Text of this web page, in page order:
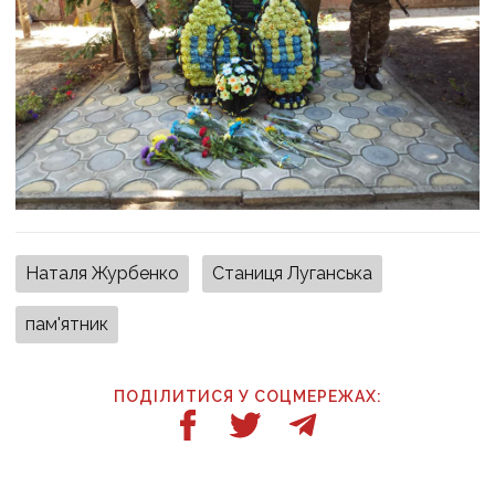
Наталя Журбенко Станиця Луганська
пам'ятник
ПОДІЛИТИСЯ У СОЦМЕРЕЖАХ: